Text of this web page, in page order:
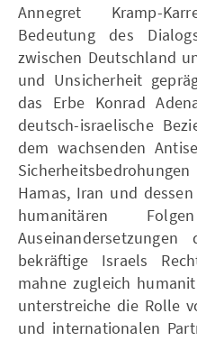
Annegret Kramp-
Bedeutung des
zwischen Deutschland
und Unsicherheit
das Erbe Konrad
deutsch-israelische
dem wachsenden
Hamas, Iran und
humanitären
bekräftige Israels
mahne zugleich
unterstreiche die Rolle
und internationalen